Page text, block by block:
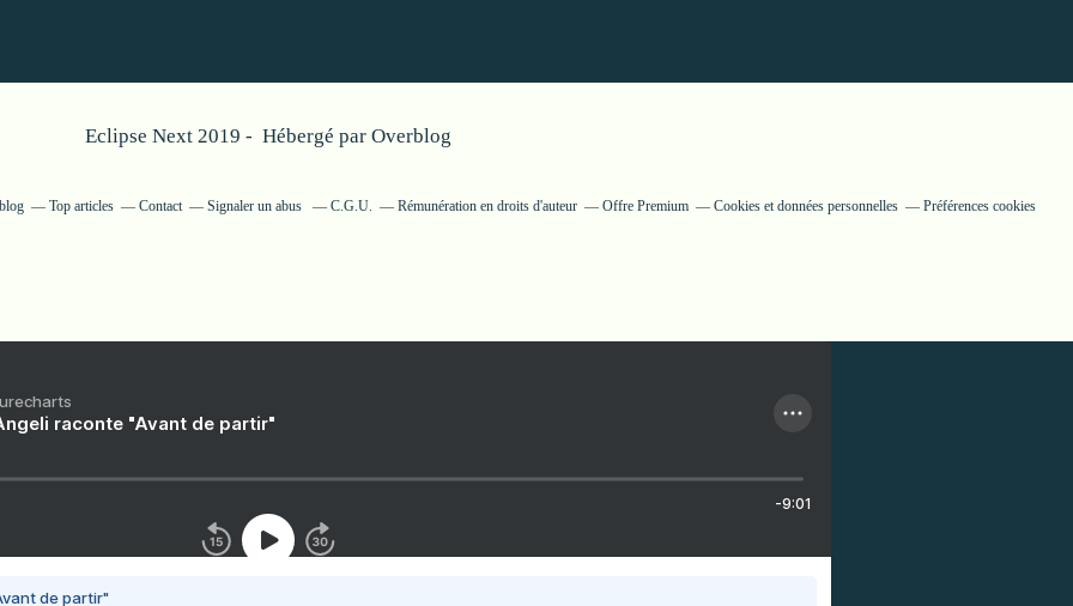
Eclipse Next 2019 - Hébergé par Overblog
Top articles Contact Signaler un abus C.G.U. Rémunération en droits d'auteur Offre Premium Cookies et données personnelles Préférences cookies
raconte "Avant de partir"
-9:01
de partir"